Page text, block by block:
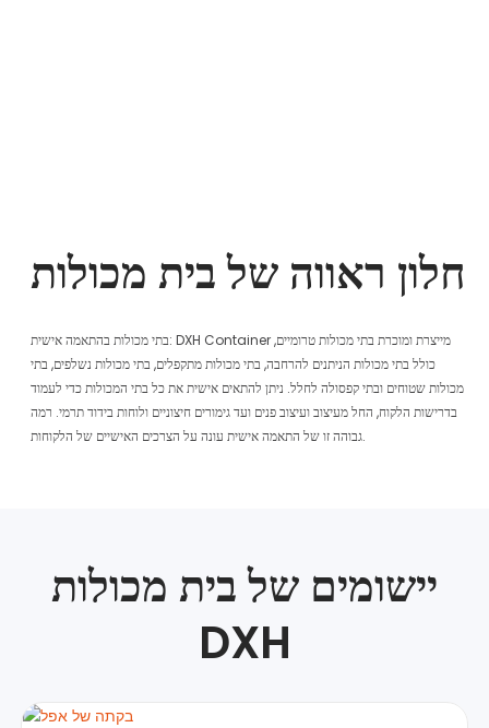
חלון ראווה של בית מכולות
בתי מכולות בהתאמה אישית: DXH Container מייצרת ומוכרת בתי מכולות טרומיים,
כולל בתי מכולות הניתנים להרחבה, בתי מכולות מתקפלים, בתי מכולות נשלפים, בתי
מכולות שטוחים ובתי קפסולה לחלל. ניתן להתאים אישית את כל בתי המכולות כדי לעמוד
בדרישות הלקוח, החל מעיצוב ועיצוב פנים ועד גימורים חיצוניים ולוחות בידוד תרמי. רמה
גבוהה זו של התאמה אישית עונה על הצרכים האישיים של הלקוחות.
יישומים של בית מכולות
DXH